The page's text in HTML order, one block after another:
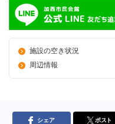
施設の空き状況
周辺情報
シェア ポスト